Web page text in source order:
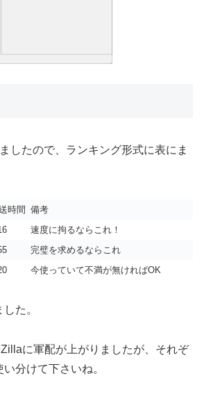
したので、ランキング形式に表にま
時間 備考
速度に拘るならこれ！
完璧を求めるならこれ
今使っていて不満が無ければOK
た。
に軍配が上がりましたが、それぞ
分けて下さいね。